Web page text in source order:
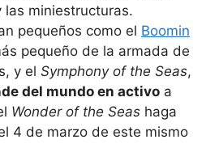
las miniestructuras.
pequeños como el Boomin
pequeño de la armada de
y el Symphony of the Seas,
del mundo en activo a
Wonder of the Seas haga
4 de marzo de este mismo